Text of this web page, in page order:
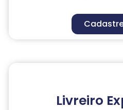
Livreiro